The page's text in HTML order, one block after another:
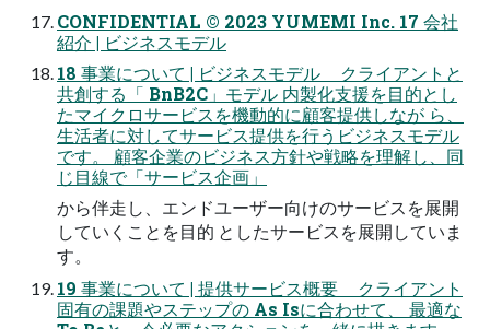
CONFIDENTIAL © 2023 YUMEMI Inc. 17 会社
紹介 | ビジネスモデル
18 事業について | ビジネスモデル クライアントと
共創する「 BnB2C」モデル 内製化支援を目的とし
たマイクロサービスを機動的に顧客提供しなが ら、
生活者に対してサービス提供を行うビジネスモデル
です。 顧客企業のビジネス方針や戦略を理解し、同
じ目線で「サービス企画」
から伴走し、エンドユーザー向けのサービスを展開
していくことを目的 としたサービスを展開していま
す。
19 事業について | 提供サービス概要 クライアント
固有の課題やステップの As Isに合わせて、 最適な